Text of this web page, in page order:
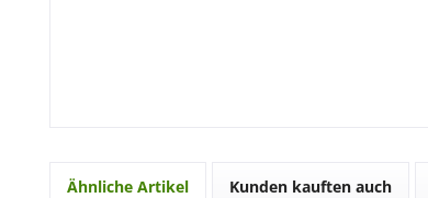
Ähnliche Artikel Kunden kauften auch